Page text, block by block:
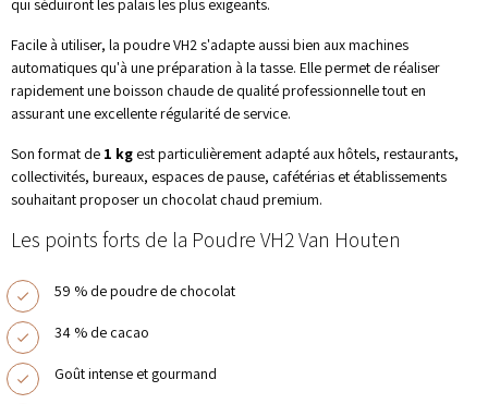
qui séduiront les palais les plus exigeants.
Facile à utiliser, la poudre VH2 s'adapte aussi bien aux machines
automatiques qu'à une préparation à la tasse. Elle permet de réaliser
rapidement une boisson chaude de qualité professionnelle tout en
assurant une excellente régularité de service.
Son format de 1 kg est particulièrement adapté aux hôtels, restaurants,
collectivités, bureaux, espaces de pause, cafétérias et établissements
souhaitant proposer un chocolat chaud premium.
Les points forts de la Poudre VH2 Van Houten
59 % de poudre de chocolat
34 % de cacao
Goût intense et gourmand